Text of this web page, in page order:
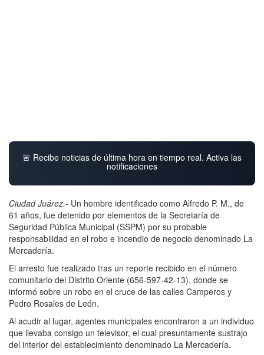
🚨 Recibe noticias de última hora en tiempo real. Activa las
notificaciones
Ciudad Juárez.- Un hombre identificado como Alfredo P. M., de
61 años, fue detenido por elementos de la Secretaría de
Seguridad Pública Municipal (SSPM) por su probable
responsabilidad en el robo e incendio de negocio denominado La
Mercadería.
El arresto fue realizado tras un reporte recibido en el número
comunitario del Distrito Oriente (656-597-42-13), donde se
informó sobre un robo en el cruce de las calles Camperos y
Pedro Rosales de León.
Al acudir al lugar, agentes municipales encontraron a un individuo
que llevaba consigo un televisor, el cual presuntamente sustrajo
del interior del establecimiento denominado La Mercadería.